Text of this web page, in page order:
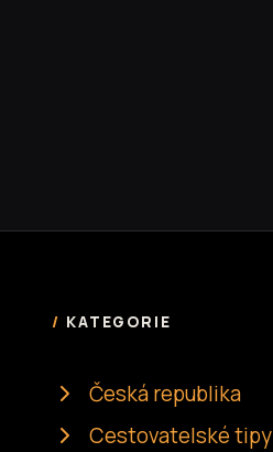
KATEGORIE
Česká republika
Cestovatelské tipy